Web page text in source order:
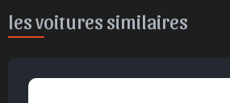
les voitures similaires